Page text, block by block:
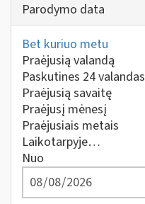
Parodymo data
Bet kuriuo metu
Praėjusią valandą
Paskutines 24 valandas
Praėjusią savaitę
Praėjusį mėnesį
Praėjusiais metais
Laikotarpyje…
Nuo